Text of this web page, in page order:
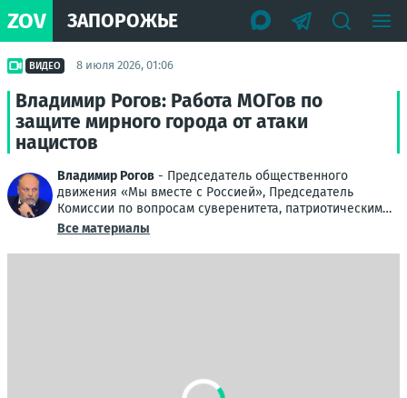
ZOV ЗАПОРОЖЬЕ
ВИДЕО 8 июля 2026, 01:06
Владимир Рогов: Работа МОГов по
защите мирного города от атаки
нацистов
Владимир Рогов - Председатель общественного
движения «Мы вместе с Россией», Председатель
Комиссии по вопросам суверенитета, патриотическим
проектам и поддержке ветеранов Общественной
Все материалы